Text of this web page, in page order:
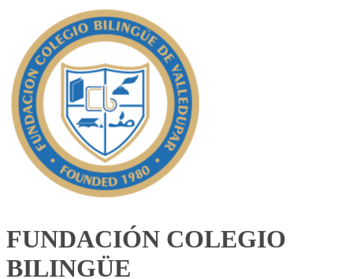
FUNDACIÓN COLEGIO
BILINGÜE